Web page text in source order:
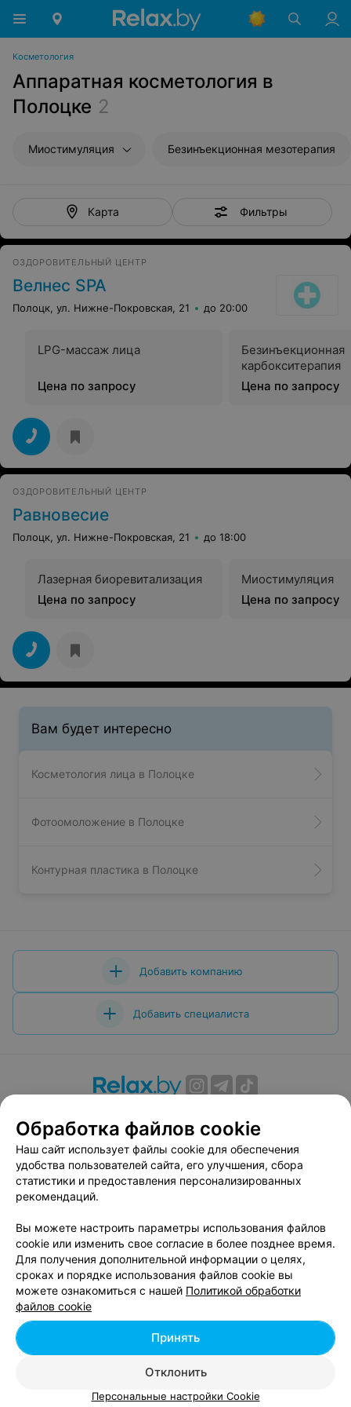
Косметология
Аппаратная косметология в
Полоцке 2
Миостимуляция Безинъекционная мезотерапия
Карта Фильтры
ОЗДОРОВИТЕЛЬНЫЙ ЦЕНТР
Велнес SPA
Полоцк, ул. Нижне-Покровская, 21 до 20:00
LPG-массаж лица
Цена по запросу
Безинъекционная
карбокситерапия
Цена по запросу
ОЗДОРОВИТЕЛЬНЫЙ ЦЕНТР
Равновесие
Полоцк, ул. Нижне-Покровская, 21 до 18:00
Лазерная биоревитализация
Цена по запросу
Миостимуляция
Цена по запросу
Вам будет интересно
Косметология лица в Полоцке
Фотоомоложение в Полоцке
Контурная пластика в Полоцке
Добавить компанию
Добавить специалиста
Вакансии
Публичный договор
Способы оплаты
Публичный договор по использованию сервиса
«Афиша»
Пользовательское соглашение
Связаться по вопросам сотрудничества
Написать руководителю relax.by
Персональные настройки cookie
Обработка персональных данных
| 220012, Республика Беларусь, г. Минск,
улица Толбухина, 2, пом. 16 | info@relax.by
Обработка файлов cookie
Наш сайт использует файлы cookie для обеспечения
удобства пользователей сайта, его улучшения, сбора
статистики и предоставления персонализированных
рекомендаций.
Вы можете настроить параметры использования файлов
cookie или изменить свое согласие в более позднее время.
Для получения дополнительной информации о целях,
сроках и порядке использования файлов cookie вы
можете ознакомиться с нашей Политикой обработки
файлов cookie
Отклонить
Принять
Персональные настройки Cookie